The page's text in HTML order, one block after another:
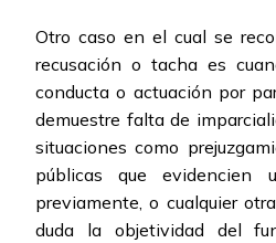
Otro caso en el cual se
recusación o tacha es
conducta o actuación por
demuestre falta de
situaciones como
públicas que evidencien
previamente, o cualquier
duda la objetividad del